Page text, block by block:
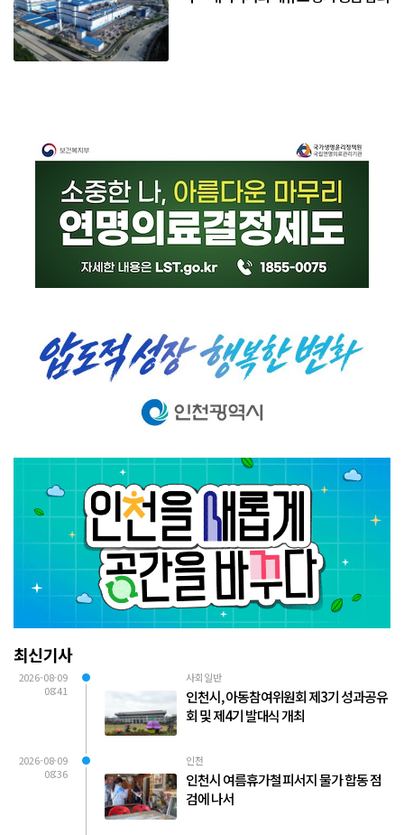
최신기사
2026-08-09
08:41
사회일반
인천시, 아동참여위원회 제3기 성과공유
회 및 제4기 발대식 개최
2026-08-09
08:36
인천
인천시 여름휴가철 피서지 물가 합동 점
검에 나서